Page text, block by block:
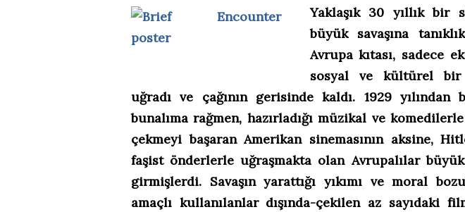
Yaklaşık 30 yıllık bir
büyük savaşına
Avrupa kıtası, sadece
sosyal ve kültürel bir
uğradı ve çağının gerisinde kaldı. 1929 yılından
bunalıma rağmen, hazırladığı müzikal ve
çekmeyi başaran Amerikan sinemasının aksine,
faşist önderlerle uğraşmakta olan Avrupalılar
girmişlerdi. Savaşın yarattığı yıkımı ve moral
amaçlı kullanılanlar dışında-çekilen az sayıdaki